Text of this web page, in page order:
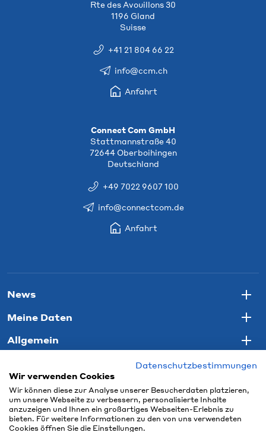
Rte des Avouillons 30
1196 Gland
Suisse
+41 21 804 66 22
info@ccm.ch
Anfahrt
Connect Com GmbH
Stattmannstraße 40
72644 Oberboihingen
Deutschland
+49 7022 9607 100
info@connectcom.de
Anfahrt
News
Meine Daten
Allgemein
Datenschutzbestimmungen
Wir verwenden Cookies
Wir können diese zur Analyse unserer Besucherdaten platzieren,
um unsere Webseite zu verbessern, personalisierte Inhalte
anzuzeigen und Ihnen ein großartiges Webseiten-Erlebnis zu
bieten. Für weitere Informationen zu den von uns verwendeten
Cookies öffnen Sie die Einstellungen.